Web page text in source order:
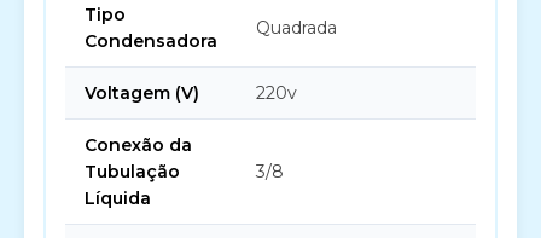
Tipo
Condensadora
Quadrada
Voltagem (V) 220v
Conexão da
Tubulação
Líquida
3/8